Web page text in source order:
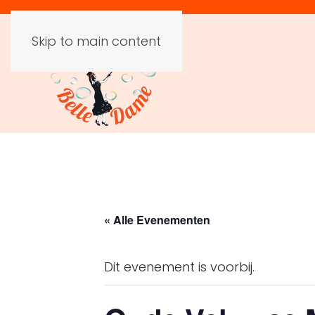
Skip to main content
« Alle Evenementen
Dit evenement is voorbij.